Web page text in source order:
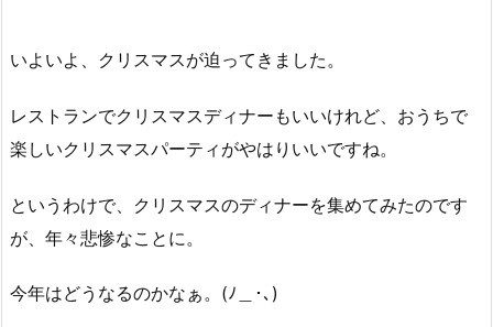
いよいよ、クリスマスが迫ってきました。
レストランでクリスマスディナーもいいけれど、おうちで
楽しいクリスマスパーティがやはりいいですね。
というわけで、クリスマスのディナーを集めてみたのです
が、年々悲惨なことに。
今年はどうなるのかなぁ。(ﾉ＿･､)